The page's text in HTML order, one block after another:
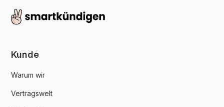
Kunde
Warum wir
Vertragswelt